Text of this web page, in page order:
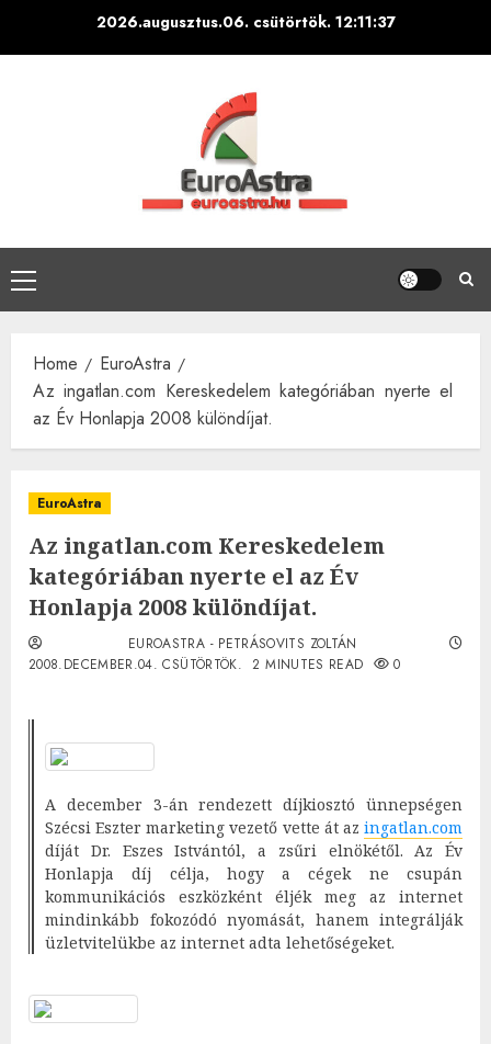
2026.augusztus.06. csütörtök. 12:11:38
Primary
Menu
Home
EuroAstra
Az ingatlan.com Kereskedelem kategóriában nyerte el
az Év Honlapja 2008 különdíjat.
EuroAstra
Az ingatlan.com Kereskedelem
kategóriában nyerte el az Év
Honlapja 2008 különdíjat.
EUROASTRA - PETRÁSOVITS ZOLTÁN
2008.DECEMBER.04. CSÜTÖRTÖK. 2 MINUTES READ 0
A december 3-án rendezett díjkiosztó ünnepségen
Szécsi Eszter marketing vezető vette át az ingatlan.com
díját Dr. Eszes Istvántól, a zsűri elnökétől. Az Év
Honlapja díj célja, hogy a cégek ne csupán
kommunikációs eszközként éljék meg az internet
mindinkább fokozódó nyomását, hanem integrálják
üzletvitelükbe az internet adta lehetőségeket.